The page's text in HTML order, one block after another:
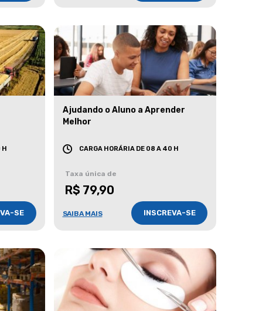
H
SE
Ajudando o Aluno a Aprender
Melhor
CARGA HORÁRIA DE 08 A 40 H
Taxa única de
R$ 79,90
SAIBA MAIS INSCREVA-SE